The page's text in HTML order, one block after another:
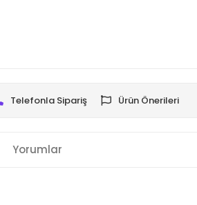
Telefonla Sipariş Ürün Önerileri
Yorumlar